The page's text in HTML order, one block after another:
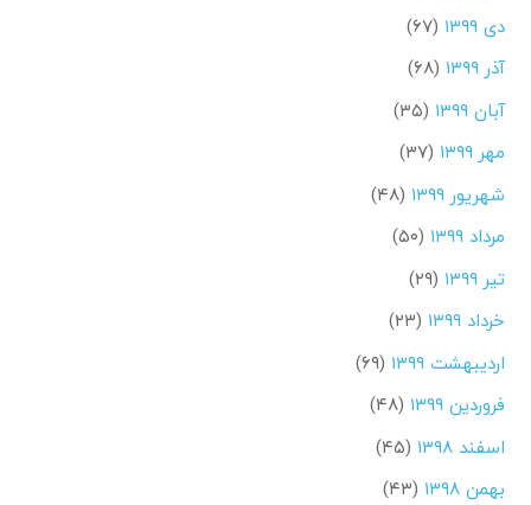
دی ۱۳۹۹
(۶۷)
آذر ۱۳۹۹
(۶۸)
آبان ۱۳۹۹
(۳۵)
مهر ۱۳۹۹
(۳۷)
شهریور ۱۳۹۹
(۴۸)
مرداد ۱۳۹۹
(۵۰)
تیر ۱۳۹۹
(۲۹)
خرداد ۱۳۹۹
(۲۳)
اردیبهشت ۱۳۹۹
(۶۹)
فروردین ۱۳۹۹
(۴۸)
اسفند ۱۳۹۸
(۴۵)
بهمن ۱۳۹۸
(۴۳)